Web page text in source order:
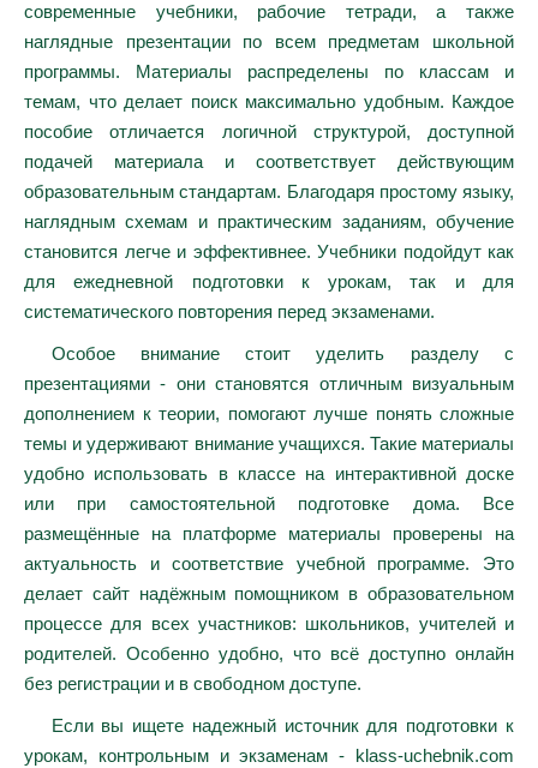
современные учебники, рабочие тетради, а также
наглядные презентации по всем предметам школьной
программы. Материалы распределены по классам и
темам, что делает поиск максимально удобным. Каждое
пособие отличается логичной структурой, доступной
подачей материала и соответствует действующим
образовательным стандартам. Благодаря простому языку,
наглядным схемам и практическим заданиям, обучение
становится легче и эффективнее. Учебники подойдут как
для ежедневной подготовки к урокам, так и для
систематического повторения перед экзаменами.
Особое внимание стоит уделить разделу с
презентациями - они становятся отличным визуальным
дополнением к теории, помогают лучше понять сложные
темы и удерживают внимание учащихся. Такие материалы
удобно использовать в классе на интерактивной доске
или при самостоятельной подготовке дома. Все
размещённые на платформе материалы проверены на
актуальность и соответствие учебной программе. Это
делает сайт надёжным помощником в образовательном
процессе для всех участников: школьников, учителей и
родителей. Особенно удобно, что всё доступно онлайн
без регистрации и в свободном доступе.
Если вы ищете надежный источник для подготовки к
урокам, контрольным и экзаменам - klass-uchebnik.com